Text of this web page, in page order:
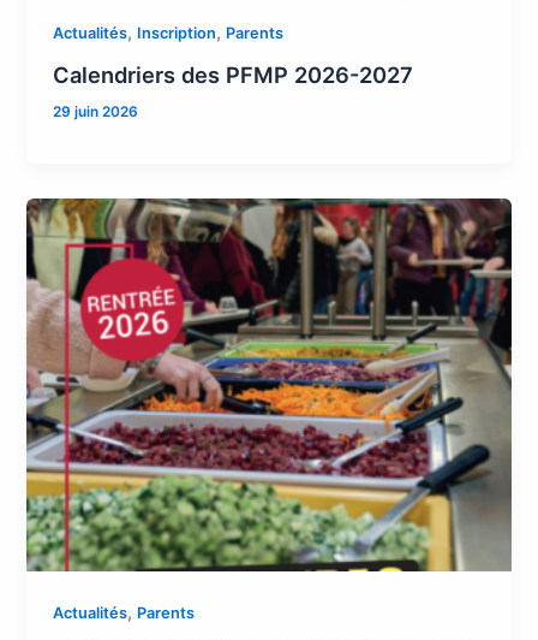
Actualités, Inscription, Parents
Calendriers des PFMP 2026-2027
29 juin 2026
Actualités, Parents